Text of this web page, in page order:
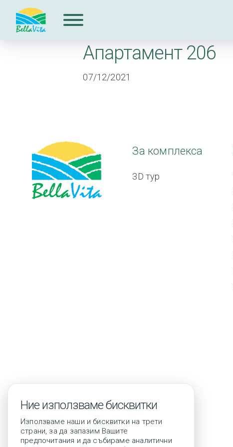
За строителя
Блог
Апартамент 206
07/12/2021
За комплекcа
3D тур
Ние използваме бисквитки
Използваме наши и бисквитки на трети
страни, за да запазим Вашите
предпочитания и да събираме аналитични